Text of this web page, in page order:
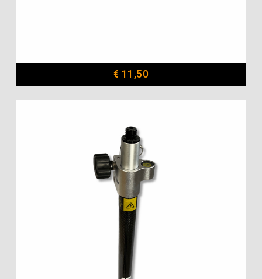
€ 11,50